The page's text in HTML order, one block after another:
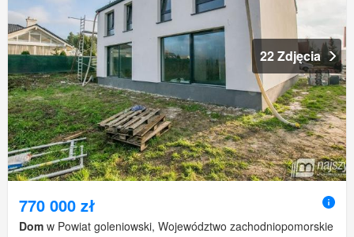
22 Zdjęcia
770 000 zł
Dom w Powiat goleniowski, Województwo zachodniopomorskie